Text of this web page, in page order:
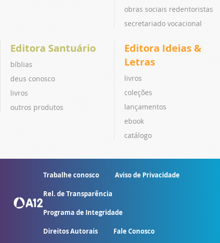
obras sociais redentoristas
secretariado vocacional
Editora Santuário
bíblias
deus conosco
livros
outros produtos
Editora Ideias &
Letras
livros
coleções
lançamentos
ebook
catálogo
Trabalhe conosco Aviso de Privacidade
Rel. de Transparência
Programa de Integridade
Direitos Autorais Fale Conosco